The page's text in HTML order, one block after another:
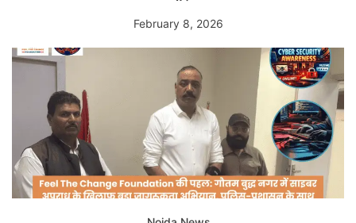
February 8, 2026